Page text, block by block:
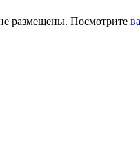
размещены. Посмотрите